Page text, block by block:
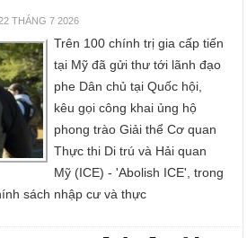
THÁNG 7 2026
Trên 100 chính trị gia cấp tiến
tại Mỹ đã gửi thư tới lãnh đạo
phe Dân chủ tại Quốc hội,
kêu gọi công khai ủng hộ
phong trào Giải thể Cơ quan
Thực thi Di trú và Hải quan
Mỹ (ICE) - 'Abolish ICE', trong
sách nhập cư và thực